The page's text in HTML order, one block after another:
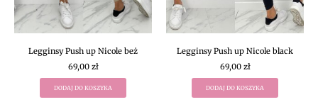
Legginsy Push up Nicole beż
69,00 zł
DODAJ DO KOSZYKA
Legginsy Push up Nicole black
69,00 zł
DODAJ DO KOSZYKA